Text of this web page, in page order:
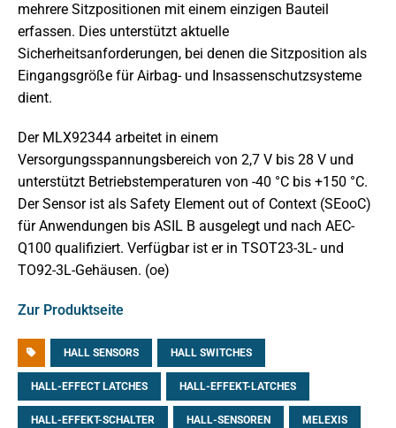
mehrere Sitzpositionen mit einem einzigen Bauteil
erfassen. Dies unterstützt aktuelle
Sicherheitsanforderungen, bei denen die Sitzposition als
Eingangsgröße für Airbag- und Insassenschutzsysteme
dient.
Der MLX92344 arbeitet in einem
Versorgungsspannungsbereich von 2,7 V bis 28 V und
unterstützt Betriebstemperaturen von -40 °C bis +150 °C.
Der Sensor ist als Safety Element out of Context (SEooC)
für Anwendungen bis ASIL B ausgelegt und nach AEC-
Q100 qualifiziert. Verfügbar ist er in TSOT23-3L- und
TO92-3L-Gehäusen. (oe)
Zur Produktseite
HALL SENSORS HALL SWITCHES
HALL-EFFECT LATCHES HALL-EFFEKT-LATCHES
HALL-EFFEKT-SCHALTER HALL-SENSOREN MELEXIS